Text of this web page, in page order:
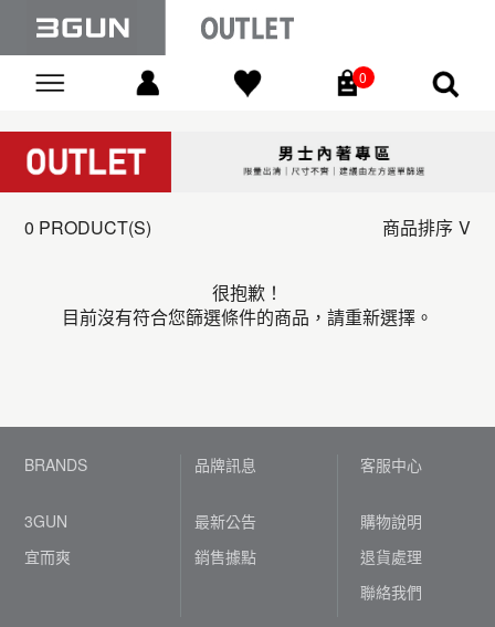
0
0 PRODUCT(S) 商品排序
很抱歉！
目前沒有符合您篩選條件的商品，請重新選擇。
BRANDS
3GUN
宜而爽
品牌訊息
最新公告
銷售據點
客服中心
購物說明
退貨處理
聯絡我們